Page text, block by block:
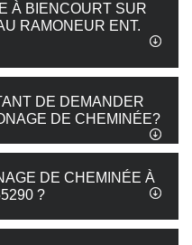
À BIENCOURT SUR
RAMONEUR ENT.
DE DEMANDER
DE CHEMINÉE?
DE CHEMINÉE À
?